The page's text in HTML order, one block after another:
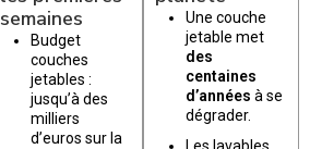
semaines
Budget
couches
jetables :
jusqu’à des
milliers
d’euros sur la
Une couche
jetable met
des
centaines
d’années à se
dégrader.
Les lavables